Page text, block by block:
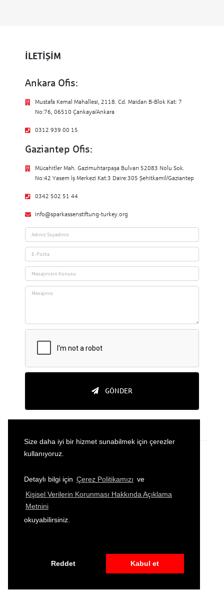
Size daha iyi bir hizmet sunabilmek için çerezler
kullanıyoruz.
Detaylı bilgi için Çerez Politikamızı ve
Kişisel Verilerin Korunması Hakkında Açıklama
Metnini
okuyabilirsiniz.
Reddet Kabul et
İLETİŞİM
Ankara Ofis:
Mustafa Kemal Mahallesi, 2118. Cd. Maidan B-Blok Kat: 7
No:76, 06510 Çankaya/Ankara
0312 939 00 15
Gaziantep Ofis:
Mücahitler Mah. Gazimuhtarpaşa Bulvarı 52083 Nolu Sok.
No:42 Yasem İş Merkezi Kat:3 Daire:305 Şehitkamil/Gaziantep
0342 502 51 44
info@sparkassenstiftung-turkey.org
GÖNDER
2026© All Rights Reserved to Sparkassenstiftung